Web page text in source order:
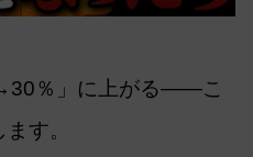
％」に上がる——こ
す。